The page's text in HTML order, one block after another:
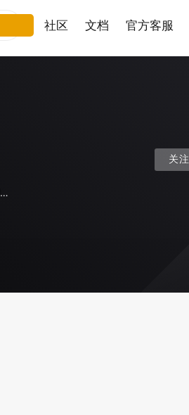
社区 文档 官方客服
线下零售、生活服务、商场百货、政务民生、食品饮料、企业官网、电商平台、教育、旅游住宿、家居、餐饮、日化、美妆
关注